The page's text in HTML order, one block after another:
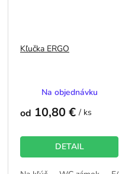
Kľučka ERGO
Priemerné
produktu
5,0
z
5
Na objednávku
od 10,80 € / ks
DETAIL